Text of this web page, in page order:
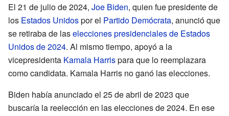
El 21 de julio de 2024, Joe Biden, quien fue presidente de
los Estados Unidospor el Partido Demócrata, anunció que
se retiraba de laselecciones presidenciales de Estados
Unidos de 2024. Al mismo tiempo, apoyó a la
vicepresidenta Kamala Harrispara que lo reemplazara
como candidata. Kamala Harris no ganó las elecciones.
Biden había anunciado el 25 de abril de 2023 que
buscaría la reelección en las elecciones de 2024. En ese